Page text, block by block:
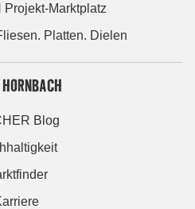
Projekt-Marktplatz
Platten. Dielen
Blog